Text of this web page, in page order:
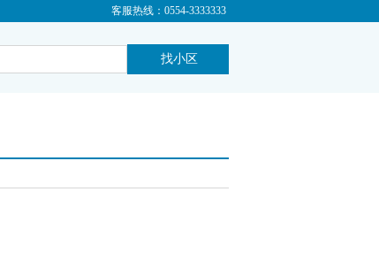
客服热线：0554-3333333